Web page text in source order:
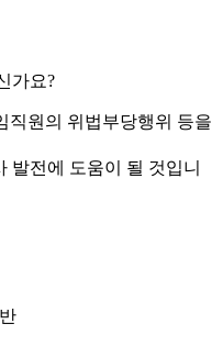
가요?
직원의 위법부당행위 등을
발전에 도움이 될 것입니